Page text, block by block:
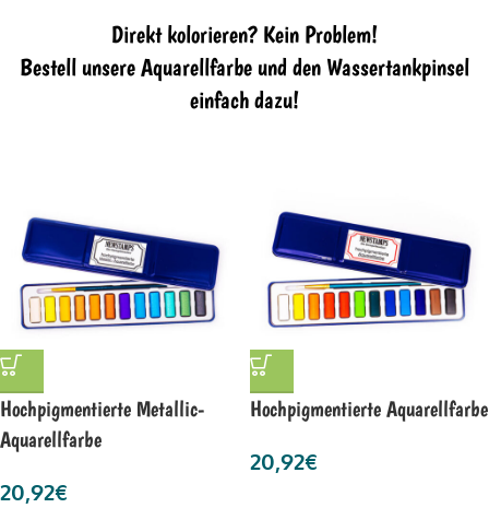
Direkt kolorieren? Kein Problem!
Bestell unsere Aquarellfarbe und den Wassertankpinsel
einfach dazu!
Hochpigmentierte Metallic-
Aquarellfarbe
20,92€
Hochpigmentierte Aquarellfarbe
20,92€